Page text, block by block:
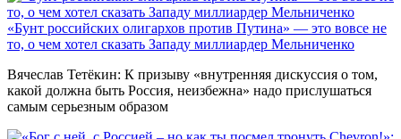
«Бунт российских олигархов против Путина» — это вовсе не
то, о чем хотел сказать Западу миллиардер Мельниченко
Вячеслав Тетёкин: К призыву «внутренняя дискуссия о том,
какой должна быть Россия, неизбежна» надо прислушаться
самым серьезным образом